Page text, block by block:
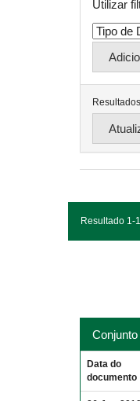
Utilizar
Resultado 1-
Data do
documento